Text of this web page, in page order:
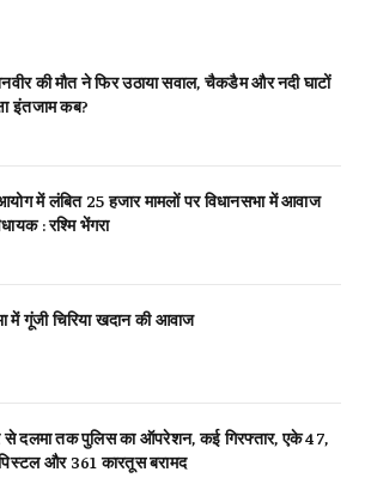
की मौत ने फिर उठाया सवाल, चैकडैम और नदी घाटों
इंतजाम कब?
में लंबित 25 हजार मामलों पर विधानसभा में आवाज
: रश्मि भेंगरा
में गूंजी चिरिया खदान की आवाज
दलमा तक पुलिस का ऑपरेशन, कई गिरफ्तार, एके 47,
और 361 कारतूस बरामद